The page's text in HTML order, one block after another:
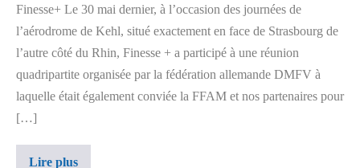
Finesse+ Le 30 mai dernier, à l’occasion des journées de
l’aérodrome de Kehl, situé exactement en face de Strasbourg de
l’autre côté du Rhin, Finesse + a participé à une réunion
quadripartite organisée par la fédération allemande DMFV à
laquelle était également conviée la FFAM et nos partenaires pour
[…]
Lire plus